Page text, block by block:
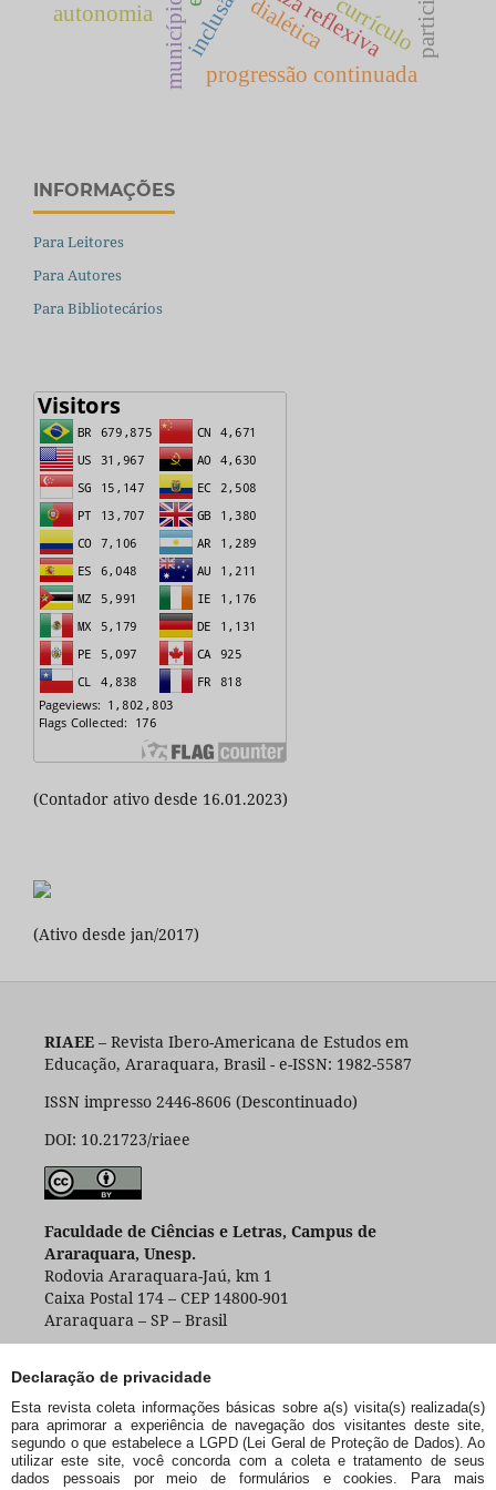
Declaração de privacidade
Esta revista coleta informações básicas sobre a(s) visita(s) realizada(s)
para aprimorar a experiência de navegação dos visitantes deste site,
segundo o que estabelece a LGPD (Lei Geral de Proteção de Dados). Ao
utilizar este site, você concorda com a coleta e tratamento de seus
dados pessoais por meio de formulários e cookies. Para mais
inclusão
progressão continuada
dialética
município
autonomia currículo
INFORMAÇÕES
Para Leitores
Para Autores
Para Bibliotecários
(Contador ativo desde 16.01.2023)
(Ativo desde jan/2017)
RIAEE– Revista Ibero-Americana de Estudos em
Educação, Araraquara, Brasil - e-ISSN: 1982-5587
ISSN impresso 2446-8606 (Descontinuado)
DOI: 10.21723/riaee
Faculdade de Ciências e Letras, Campus de
Araraquara, Unesp.
Rodovia Araraquara-Jaú, km 1
Caixa Postal 174 – CEP 14800-901
Araraquara – SP – Brasil